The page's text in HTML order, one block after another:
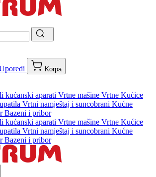
Korpa
kućanski aparati Vrtne mašine Vrtne Kućice
Vrtni namještaj i suncobrani Kućne
Bazeni i pribor
kućanski aparati Vrtne mašine Vrtne Kućice
Vrtni namještaj i suncobrani Kućne
Bazeni i pribor